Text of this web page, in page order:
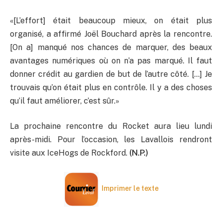
«[L’effort] était beaucoup mieux, on était plus
organisé, a affirmé Joël Bouchard après la rencontre.
[On a] manqué nos chances de marquer, des beaux
avantages numériques où on n’a pas marqué. Il faut
donner crédit au gardien de but de l’autre côté. […] Je
trouvais qu’on était plus en contrôle. Il y a des choses
qu’il faut améliorer, c’est sûr.»
La prochaine rencontre du Rocket aura lieu lundi
après-midi. Pour l’occasion, les Lavallois rendront
visite aux IceHogs de Rockford. (N.P.)
Imprimer le texte